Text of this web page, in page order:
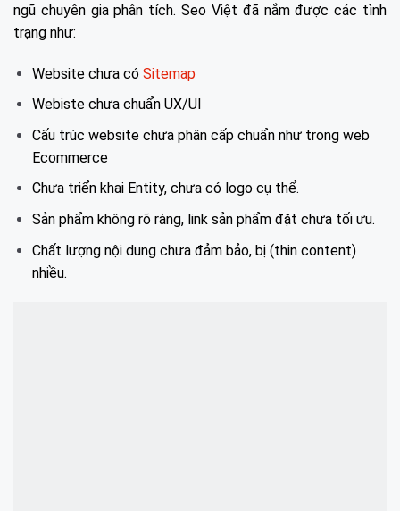
ngũ chuyên gia phân tích. Seo Việt đã nắm được các tình
trạng như:
Website chưa có Sitemap
Webiste chưa chuẩn UX/UI
Cấu trúc website chưa phân cấp chuẩn như trong web
Ecommerce
Chưa triển khai Entity, chưa có logo cụ thể.
Sản phẩm không rõ ràng, link sản phẩm đặt chưa tối ưu.
Chất lượng nội dung chưa đảm bảo, bị (thin content)
nhiều.